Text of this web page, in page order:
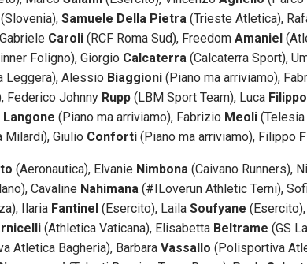
(Slovenia), Samuele Della Pietra (Trieste Atletica),
Caroli (RCF Roma Sud), Freedom Amaniel
Foligno), Giorgio Calcaterra (Calcaterra Sport),
Leggera), Alessio Biaggioni (Piano ma arriviamo),
Federico Johnny Rupp (LBM Sport Team), Luca
Langone (Piano ma arriviamo), Fabrizio Meoli (Telesia
Milardi), Giulio Conforti (Piano ma arriviamo), Filippo
(Aeronautica), Elvanie Nimbona (Caivano Runners),
Cavaline Nahimana (#ILoverun Athletic Terni),
Ilaria Fantinel (Esercito), Laila Soufyane
(Athletica Vaticana), Elisabetta Beltrame (GS
Atletica Bagheria), Barbara Vassallo (Polisportiva